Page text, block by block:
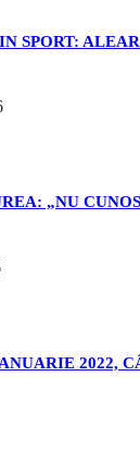
SPORT:
„NU
2022,